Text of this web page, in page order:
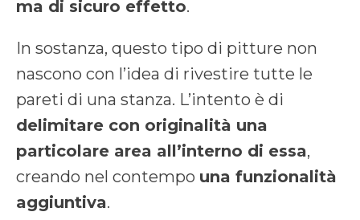
ma di sicuro effetto.
In sostanza, questo tipo di pitture non
nascono con l’idea di rivestire tutte le
pareti di una stanza. L’intento è di
delimitare con originalità una
particolare area all’interno di essa,
creando nel contempo una funzionalità
aggiuntiva.